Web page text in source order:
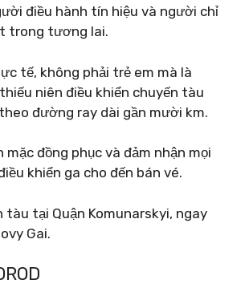
điều hành tín hiệu và người chỉ
trong tương lai.
tế, không phải trẻ em mà là
niên điều khiển chuyến tàu
đường ray dài gần mười km.
mặc đồng phục và đảm nhận mọi
khiển ga cho đến bán vé.
tàu tại Quận Komunarskyi, ngay
Gai.